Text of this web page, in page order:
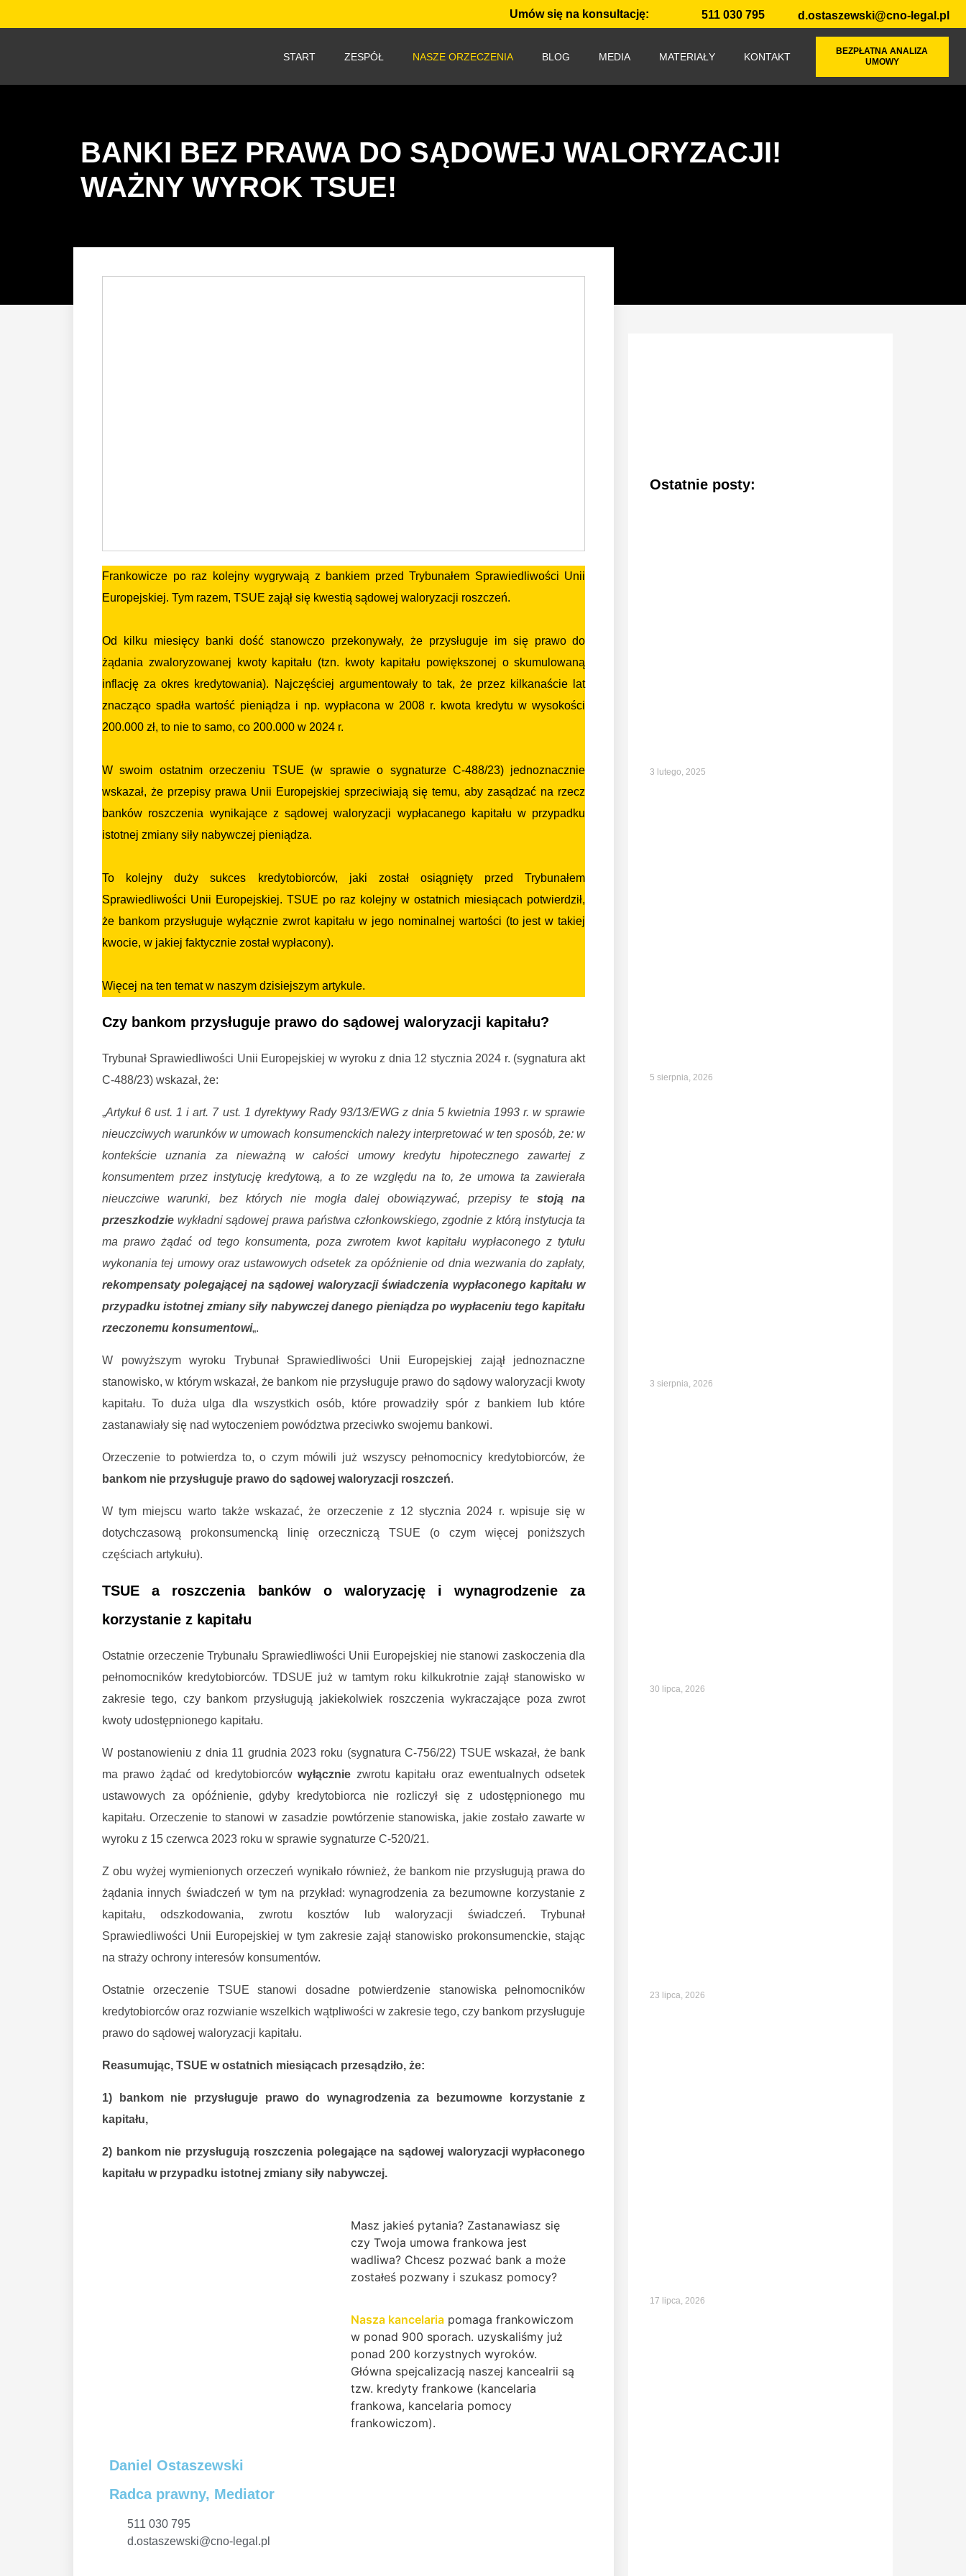
Umów się na konsultację: 511 030 795 d.ostaszewski@cno-legal.pl
START ZESPÓŁ NASZE ORZECZENIA BLOG MEDIA MATERIAŁY KONTAKT
BEZPŁATNA ANALIZA
UMOWY
BANKI BEZ PRAWA DO SĄDOWEJ WALORYZACJI!
WAŻNY WYROK TSUE!
Frankowicze po raz kolejny wygrywają z bankiem przed Trybunałem Sprawiedliwości Unii
Europejskiej. Tym razem, TSUE zajął się kwestią sądowej waloryzacji roszczeń.
Od kilku miesięcy banki dość stanowczo przekonywały, że przysługuje im się prawo do
żądania zwaloryzowanej kwoty kapitału (tzn. kwoty kapitału powiększonej o skumulowaną
inflację za okres kredytowania). Najczęściej argumentowały to tak, że przez kilkanaście lat
znacząco spadła wartość pieniądza i np. wypłacona w 2008 r. kwota kredytu w wysokości
200.000 zł, to nie to samo, co 200.000 w 2024 r.
W swoim ostatnim orzeczeniu TSUE (w sprawie o sygnaturze C-488/23) jednoznacznie
wskazał, że przepisy prawa Unii Europejskiej sprzeciwiają się temu, aby zasądzać na rzecz
banków roszczenia wynikające z sądowej waloryzacji wypłacanego kapitału w przypadku
istotnej zmiany siły nabywczej pieniądza.
To kolejny duży sukces kredytobiorców, jaki został osiągnięty przed Trybunałem
Sprawiedliwości Unii Europejskiej. TSUE po raz kolejny w ostatnich miesiącach potwierdził,
że bankom przysługuje wyłącznie zwrot kapitału w jego nominalnej wartości (to jest w takiej
kwocie, w jakiej faktycznie został wypłacony).
Więcej na ten temat w naszym dzisiejszym artykule.
Czy bankom przysługuje prawo do sądowej waloryzacji kapitału?
Trybunał Sprawiedliwości Unii Europejskiej w wyroku z dnia 12 stycznia 2024 r. (sygnatura akt
C-488/23) wskazał, że:
„Artykuł 6 ust. 1 i art. 7 ust. 1 dyrektywy Rady 93/13/EWG z dnia 5 kwietnia 1993 r. w sprawie
nieuczciwych warunków w umowach konsumenckich należy interpretować w ten sposób, że: w
kontekście uznania za nieważną w całości umowy kredytu hipotecznego zawartej z
konsumentem przez instytucję kredytową, a to ze względu na to, że umowa ta zawierała
nieuczciwe warunki, bez których nie mogła dalej obowiązywać, przepisy testoją na
przeszkodzie wykładni sądowej prawa państwa członkowskiego, zgodnie z którą instytucja ta
ma prawo żądać od tego konsumenta, poza zwrotem kwot kapitału wypłaconego z tytułu
wykonania tej umowy oraz ustawowych odsetek za opóźnienie od dnia wezwania do zapłaty,
rekompensaty polegającej na sądowej waloryzacji świadczenia wypłaconego kapitałuw
przypadku istotnej zmiany siły nabywczej danego pieniądza po wypłaceniu tego kapitału
rzeczonemu konsumentowi„.
W powyższym wyroku Trybunał Sprawiedliwości Unii Europejskiej zajął jednoznaczne
stanowisko, w którym wskazał, że bankom nie przysługuje prawo do sądowy waloryzacji kwoty
kapitału. To duża ulga dla wszystkich osób, które prowadziły spór z bankiem lub które
zastanawiały się nad wytoczeniem powództwa przeciwko swojemu bankowi.
Orzeczenie to potwierdza to, o czym mówili już wszyscy pełnomocnicy kredytobiorców, że
bankom nie przysługuje prawo do sądowej waloryzacji roszczeń.
W tym miejscu warto także wskazać, że orzeczenie z 12 stycznia 2024 r. wpisuje się w
dotychczasową prokonsumencką linię orzeczniczą TSUE (o czym więcej poniższych
częściach artykułu).
TSUE a roszczenia banków o waloryzację i wynagrodzenie za
korzystanie z kapitału
Ostatnie orzeczenie Trybunału Sprawiedliwości Unii Europejskiej nie stanowi zaskoczenia dla
pełnomocników kredytobiorców. TDSUE już w tamtym roku kilkukrotnie zajął stanowisko w
zakresie tego, czy bankom przysługują jakiekolwiek roszczenia wykraczające poza zwrot
kwoty udostępnionego kapitału.
W postanowieniu z dnia 11 grudnia 2023 roku (sygnatura C-756/22) TSUE wskazał, że bank
ma prawo żądać od kredytobiorcówwyłącznie zwrotu kapitału oraz ewentualnych odsetek
ustawowych za opóźnienie, gdyby kredytobiorca nie rozliczył się z udostępnionego mu
kapitału. Orzeczenie to stanowi w zasadzie powtórzenie stanowiska, jakie zostało zawarte w
wyroku z 15 czerwca 2023 roku w sprawie sygnaturze C-520/21.
Z obu wyżej wymienionych orzeczeń wynikało również, że bankom nie przysługują prawa do
żądania innych świadczeń w tym na przykład: wynagrodzenia za bezumowne korzystanie z
kapitału, odszkodowania, zwrotu kosztów lub waloryzacji świadczeń. Trybunał
Sprawiedliwości Unii Europejskiej w tym zakresie zajął stanowisko prokonsumenckie, stając
na straży ochrony interesów konsumentów.
Ostatnie orzeczenie TSUE stanowi dosadne potwierdzenie stanowiska pełnomocników
kredytobiorców oraz rozwianie wszelkich wątpliwości w zakresie tego, czy bankom przysługuje
prawo do sądowej waloryzacji kapitału.
Reasumując, TSUE w ostatnich miesiącach przesądziło, że:
1) bankom nie przysługuje prawo do wynagrodzenia za bezumowne korzystanie z
kapitału,
2) bankom nie przysługują roszczenia polegające na sądowej waloryzacji wypłaconego
kapitału w przypadku istotnej zmiany siły nabywczej.
Daniel Ostaszewski
Radca prawny, Mediator
511 030 795
d.ostaszewski@cno-legal.pl
Masz jakieś pytania? Zastanawiasz się
czy Twoja umowa frankowa jest
wadliwa? Chcesz pozwać bank a może
zostałeś pozwany i szukasz pomocy?
Nasza kancelaria pomaga frankowiczom
w ponad 900 sporach. uzyskaliśmy już
ponad 200 korzystnych wyroków.
Główna spejcalizacją naszej kancealrii są
tzw. kredyty frankowe (kancelaria
frankowa, kancelaria pomocy
frankowiczom).
Ostatnie posty:
3 lutego, 2025
5 sierpnia, 2026
3 sierpnia, 2026
30 lipca, 2026
23 lipca, 2026
17 lipca, 2026